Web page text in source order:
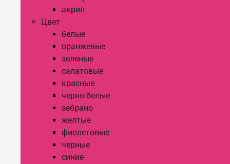
акрил
Цвет
белые
оранжевые
зеленые
салатовые
красные
черно-белые
зебрано
желтые
фиолетовые
черные
синие